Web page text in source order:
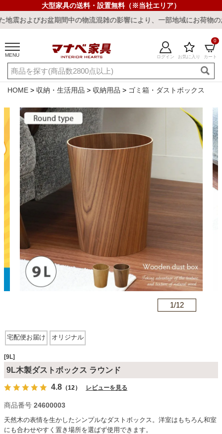
大型家具の送料・設置無料（※当社エリア）
間中の物流混雑の影響により、一部地域にお荷物のお届けに遅れ
MENU ログイン お気に入り カート
0
ご利用ガイド 新規会員登録
店舗一覧 閲覧履歴
キーワード・商品番号で探す
最短発送 冷感ラグ 冷感寝具 ワークデスク
カテゴリから探す
ソファ
椅子・チェア
食器棚・キッチン収納
HOME 収納・生活用品 収納用品 ゴミ箱・ダストボックス
1/12
宅配便お届け オリジナル
[9L]
9L木製ダストボックス ラウンド
4.8 （12） レビューを見る
商品番号 24600003
天然木の表情を生かしたシンプルなダストボックス。洋室はもちろん和室
にも合わせやすく置き場所を選ばず使用できます。